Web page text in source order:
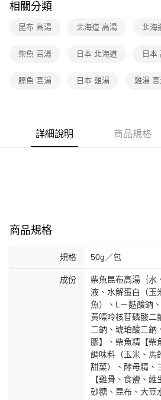
相關分類
昆布 高湯 北海道 高湯 北海
柴魚 高湯 日本 北海道 日本
鰹魚 高湯 日本 雞湯 雞湯
詳細說明 商品規格
商品規格
規格 50g／包
成份
柴魚昆布高湯｛水
液、水解蛋白（玉
魚）、L－麩酸鈉
黃嘌呤核苷磷酸二
二鈉、琥珀酸二鈉
膠】、柴魚精【柴
調味料（玉米、馬
甜菜）、酵母精、
【雞骨、食鹽、
砂糖、昆布、大豆